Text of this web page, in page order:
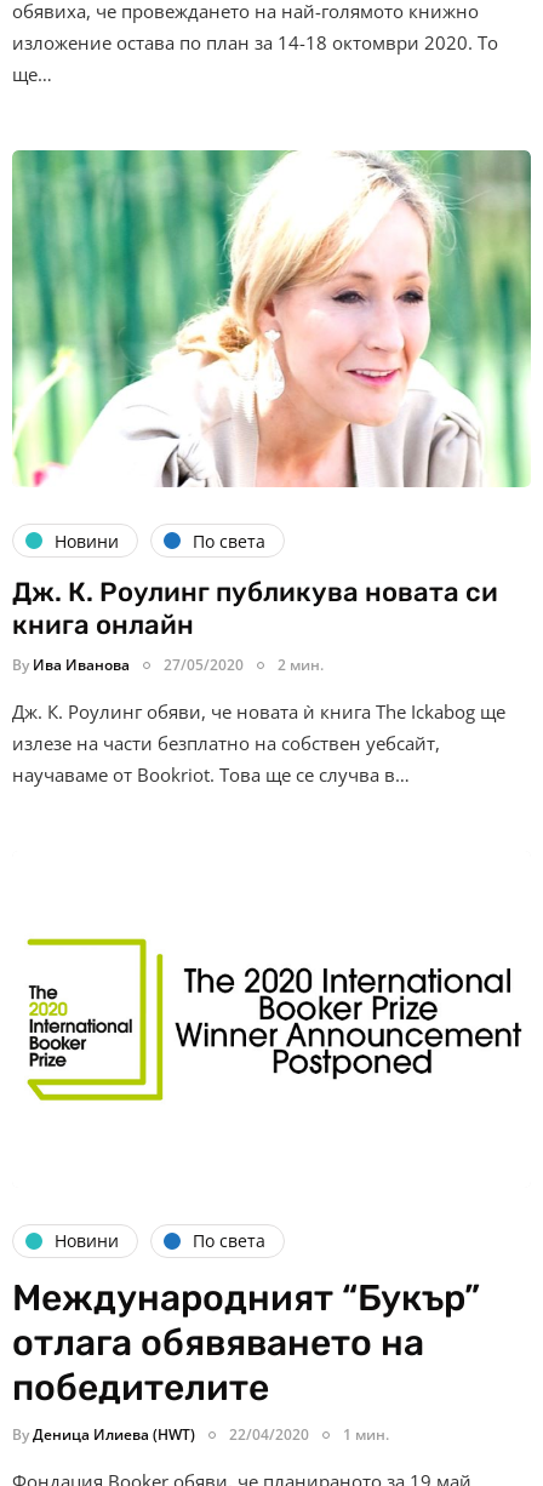
обявиха, че провеждането на най-голямото книжно
изложение остава по план за 14-18 октомври 2020. То
ще…
Новини По света
Дж. К. Роулинг публикува новата си
книга онлайн
By Ива Иванова 27/05/2020 2 мин.
Дж. К. Роулинг обяви, че новата ѝ книга The Ickabog ще
излезе на части безплатно на собствен уебсайт,
научаваме от Bookriot. Това ще се случва в…
Новини По света
Международният “Букър”
отлага обявяването на
победителите
ByДеница Илиева (HWT) 22/04/2020 1 мин.
Фондация Booker обяви, че планираното за 19 май